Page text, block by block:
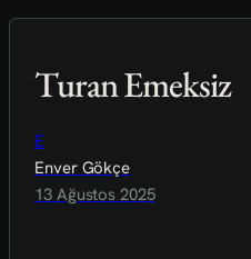
Turan Emeksiz
E
Enver Gökçe
13 Ağustos 2025